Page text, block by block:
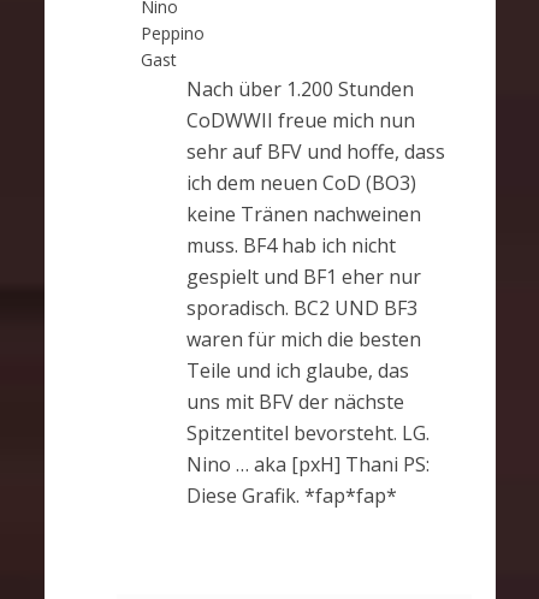
Nino
Peppino
Gast
Nach über 1.200 Stunden
CoDWWII freue mich nun
sehr auf BFV und hoffe, dass
ich dem neuen CoD (BO3)
keine Tränen nachweinen
muss. BF4 hab ich nicht
gespielt und BF1 eher nur
sporadisch. BC2 UND BF3
waren für mich die besten
Teile und ich glaube, das
uns mit BFV der nächste
Spitzentitel bevorsteht. LG.
Nino … aka [pxH] Thani PS:
Diese Grafik. *fap*fap*